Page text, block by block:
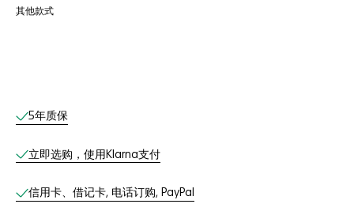
其他款式
线上服务
5年质保
立即选购，使用Klarna支付
信用卡、借记卡, 电话订购, PayPal